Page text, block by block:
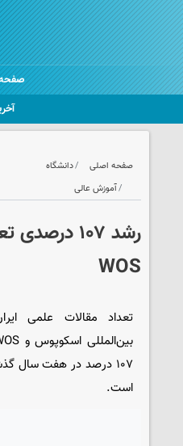
صفحه اصلی
دانشگاه
آموزش عالی
رشد ۱۰۷
WOS
تعداد مقالات علمی
۱۰۷ درصد در هفت سال
است.